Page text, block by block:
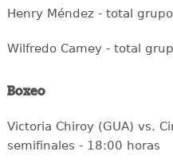
Henry Méndez - total
Wilfredo Camey - total
Boxeo
Victoria Chiroy (GUA) vs.
semifinales - 18:00 horas